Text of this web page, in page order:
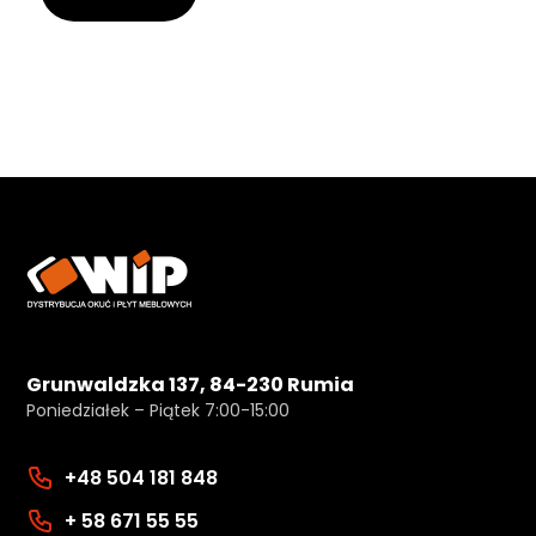
Grunwaldzka 137, 84-230 Rumia
Poniedziałek – Piątek 7:00-15:00
+48 504 181 848
+ 58 671 55 55